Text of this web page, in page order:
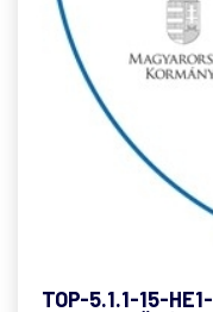
TOP-5.1.1-15-